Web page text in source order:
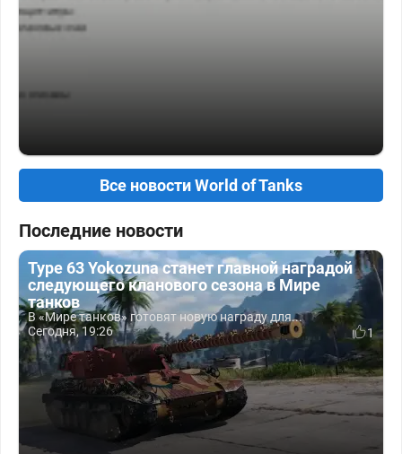
Все новости World of Tanks
Последние новости
Type 63 Yokozuna станет главной наградой
следующего кланового сезона в Мире
танков
В «Мире танков» готовят новую награду для...
Сегодня, 19:26
1